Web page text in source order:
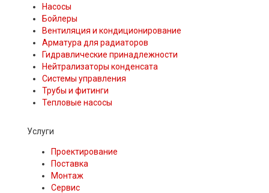
Насосы
Бойлеры
Вентиляция и кондиционирование
Арматура для радиаторов
Гидравлические принадлежности
Нейтрализаторы конденсата
Системы управления
Трубы и фитинги
Тепловые насосы
Услуги
Проектирование
Поставка
Монтаж
Сервис